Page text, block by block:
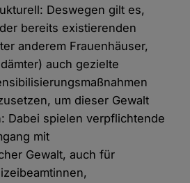
Deswegen gilt es,
bereits existierenden
anderem Frauenhäuser,
auch gezielte
um dieser Gewalt
Dabei spielen verpflichtende
mit
Gewalt, auch für